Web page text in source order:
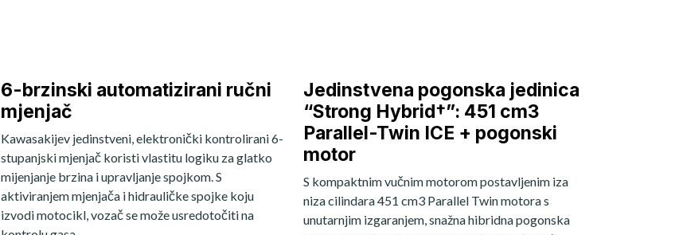
6-brzinski automatizirani ručni
mjenjač
Kawasakijev jedinstveni, elektronički kontrolirani 6-
stupanjski mjenjač koristi vlastitu logiku za glatko
mijenjanje brzina i upravljanje spojkom. S
aktiviranjem mjenjača i hidrauličke spojke koju
izvodi motocikl, vozač se može usredotočiti na
Jedinstvena pogonska jedinica
“Strong Hybrid†”: 451 cm3
Parallel-Twin ICE + pogonski
motor
S kompaktnim vučnim motorom postavljenim iza
niza cilindara 451 cm3 Parallel Twin motora s
unutarnjim izgaranjem, snažna hibridna pogonska